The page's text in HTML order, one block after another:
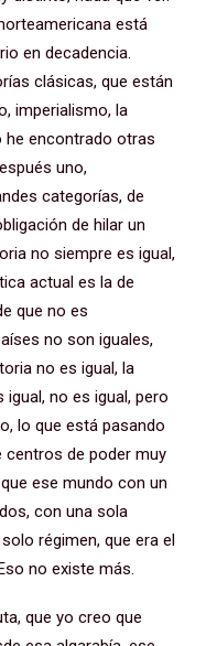
está
en decadencia.
clásicas, que están
imperialismo, la
he encontrado otras
uno,
categorías, de
de hilar un
no siempre es igual,
actual es la de
que no es
no son iguales,
no es igual, la
no es igual, pero
lo que está pasando
centros de poder muy
ese mundo con un
con una sola
régimen, que era el
no existe más.
que yo creo que